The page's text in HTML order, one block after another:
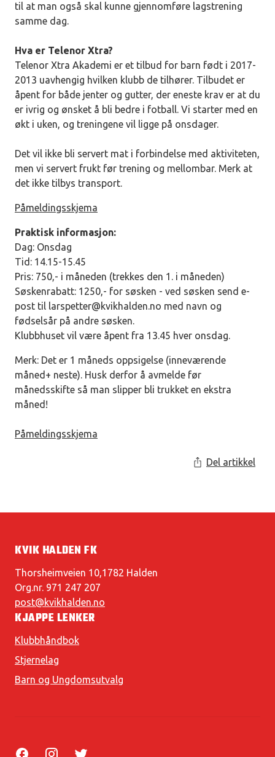
til at man også skal kunne gjennomføre lagstrening
samme dag.
Hva er Telenor Xtra?
Telenor Xtra Akademi er et tilbud for barn født i 2017-
2013 uavhengig hvilken klubb de tilhører. Tilbudet er
åpent for både jenter og gutter, der eneste krav er at du
er ivrig og ønsket å bli bedre i fotball. Vi starter med en
økt i uken, og treningene vil ligge på onsdager.
Det vil ikke bli servert mat i forbindelse med aktiviteten,
men vi servert frukt før trening og mellombar. Merk at
det ikke tilbys transport.
Påmeldingsskjema
Praktisk informasjon:
Dag: Onsdag
Tid: 14.15-15.45
Pris: 750,- i måneden (trekkes den 1. i måneden)
Søskenrabatt: 1250,- for søsken - ved søsken send e-
post til larspetter@kvikhalden.no med navn og
fødselsår på andre søsken.
Klubbhuset vil være åpent fra 13.45 hver onsdag.
Merk: Det er 1 måneds oppsigelse (inneværende
måned+ neste). Husk derfor å avmelde før
månedsskifte så man slipper bli trukket en ekstra
måned!
Påmeldingsskjema
Del artikkel
KVIK HALDEN FK
Thorsheimveien 10,1782 Halden
Org.nr. 971 247 207
post@kvikhalden.no
KJAPPE LENKER
Klubbhåndbok
Stjernelag
Barn og Ungdomsutvalg